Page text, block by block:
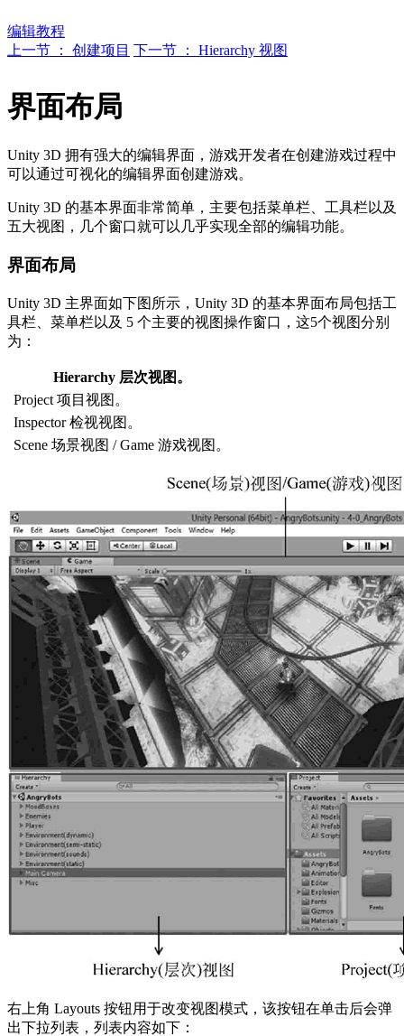
编辑教程
上一节 ： 创建项目 下一节 ： Hierarchy 视图
界面布局
Unity 3D 拥有强大的编辑界面，游戏开发者在创建游戏过程中
可以通过可视化的编辑界面创建游戏。
Unity 3D 的基本界面非常简单，主要包括菜单栏、工具栏以及
五大视图，几个窗口就可以几乎实现全部的编辑功能。
界面布局
Unity 3D 主界面如下图所示，Unity 3D 的基本界面布局包括工
具栏、菜单栏以及 5 个主要的视图操作窗口，这5个视图分别
为：
Hierarchy 层次视图。
Project 项目视图。
Inspector 检视视图。
Scene 场景视图 / Game 游戏视图。
右上角 Layouts 按钮用于改变视图模式，该按钮在单击后会弹
出下拉列表，列表内容如下：